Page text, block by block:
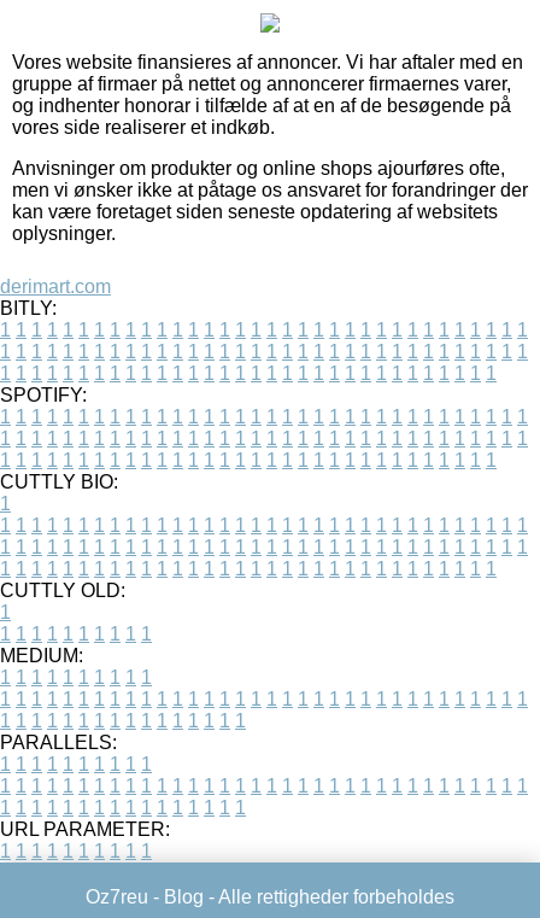
Vores website finansieres af annoncer. Vi har aftaler med en
gruppe af firmaer på nettet og annoncerer firmaernes varer,
og indhenter honorar i tilfælde af at en af de besøgende på
vores side realiserer et indkøb.
Anvisninger om produkter og online shops ajourføres ofte,
men vi ønsker ikke at påtage os ansvaret for forandringer der
kan være foretaget siden seneste opdatering af websitets
oplysninger.
derimart.com
BITLY:
1 1 1 1 1 1 1 1 1 1 1 1 1 1 1 1 1 1 1 1 1 1 1 1 1 1 1 1 1 1 1 1 1 1
1 1 1 1 1 1 1 1 1 1 1 1 1 1 1 1 1 1 1 1 1 1 1 1 1 1 1 1 1 1 1 1 1 1
1 1 1 1 1 1 1 1 1 1 1 1 1 1 1 1 1 1 1 1 1 1 1 1 1 1 1 1 1 1 1 1
SPOTIFY:
1 1 1 1 1 1 1 1 1 1 1 1 1 1 1 1 1 1 1 1 1 1 1 1 1 1 1 1 1 1 1 1 1 1
1 1 1 1 1 1 1 1 1 1 1 1 1 1 1 1 1 1 1 1 1 1 1 1 1 1 1 1 1 1 1 1 1 1
1 1 1 1 1 1 1 1 1 1 1 1 1 1 1 1 1 1 1 1 1 1 1 1 1 1 1 1 1 1 1 1
CUTTLY BIO:
1
1 1 1 1 1 1 1 1 1 1 1 1 1 1 1 1 1 1 1 1 1 1 1 1 1 1 1 1 1 1 1 1 1 1
1 1 1 1 1 1 1 1 1 1 1 1 1 1 1 1 1 1 1 1 1 1 1 1 1 1 1 1 1 1 1 1 1 1
1 1 1 1 1 1 1 1 1 1 1 1 1 1 1 1 1 1 1 1 1 1 1 1 1 1 1 1 1 1 1 1
CUTTLY OLD:
1
1 1 1 1 1 1 1 1 1 1
MEDIUM:
1 1 1 1 1 1 1 1 1 1
1 1 1 1 1 1 1 1 1 1 1 1 1 1 1 1 1 1 1 1 1 1 1 1 1 1 1 1 1 1 1 1 1 1
1 1 1 1 1 1 1 1 1 1 1 1 1 1 1 1
PARALLELS:
1 1 1 1 1 1 1 1 1 1
1 1 1 1 1 1 1 1 1 1 1 1 1 1 1 1 1 1 1 1 1 1 1 1 1 1 1 1 1 1 1 1 1 1
1 1 1 1 1 1 1 1 1 1 1 1 1 1 1 1
URL PARAMETER:
1 1 1 1 1 1 1 1 1 1
Oz7reu - Blog - Alle rettigheder forbeholdes